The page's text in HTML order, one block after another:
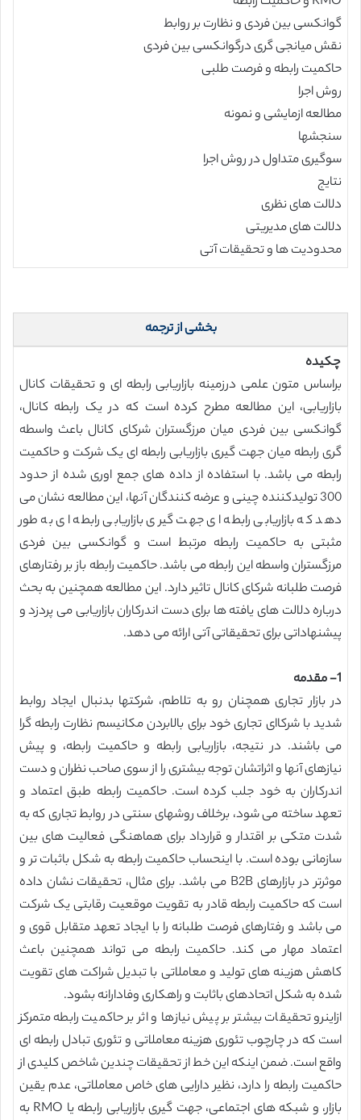
گوانکسی بین فردی و نظارت بر روابط
نقش میانجی گری درگوانکسی بین فردی
حاکمیت رابطه و فرصت طلبی
روش اجرا
مطالعه ازمایشی و نمونه
سنجشها
سوگیری متداول در روش اجرا
نتایج
دلالت های نظری
دلالت های مدیریتی
محدودیت ها و تحقیقات آتی
بخشی از ترجمه
چکیده
براساس متون علمی درزمینه بازاریابی رابطه ای و تحقیقات کانال
بازاریابی، این مطالعه مطرح کرده است که در یک رابطه کانال،
گوانکسی بین فردی میان مرزگستران شرکای کانال باعث واسطه
گری رابطه میان جهت گیری بازاریابی رابطه ای یک شرکت و حاکمیت
رابطه می باشد. با استفاده از داده های جمع اوری شده از حدود
300 تولیدکننده چینی و عرضه کنندگان آنها، این مطالعه نشان می
دهد که بازاریابی رابطه ای جهت گیری بازاریابی رابطه ای به طور
مثبتی به حاکمیت رابطه مرتبط است و گوانکسی بین فردی
مرزگستران واسطه این رابطه می باشد. حاکمیت رابطه باز بر رفتارهای
فرصت طلبانه شرکای کانال تاثیر دارد. این مطالعه همچنین به بحث
درباره دلالت های یافته ها برای دست اندرکاران بازاریابی می پردزد و
پیشنهاداتی برای تحقیقاتی آتی ارائه می دهد.
1- مقدمه
در بازار تجاری همچنان رو به تلاطم، شرکتها بدنبال ایجاد روابط
شدید با شرکاای تجاری خود برای بالابردن مکانیسم نظارت رابطه گرا
می باشند. در نتیجه، بازاریابی رابطه و حاکمیت رابطه، و پیش
نیازهای آنها و اثراتشان توجه بیشتری را از سوی صاحب نظران و دست
اندرکاران به خود جلب کرده است. حاکمیت رابطه طبق اعتماد و
تعهد ساخته می شود، برخلاف روشهای سنتی در روابط تجاری که به
شدت متکی بر اقتدار و قرارداد برای هماهنگی فعالیت های بین
سازمانی بوده است. با اینحساب حاکمیت رابطه به شکل باثبات تر و
موثرتر در بازارهای B2B می باشد. برای مثال، تحقیقات نشان داده
است که حاکمیت رابطه قادر به تقویت موقعیت رقابتی یک شرکت
می باشد و رفتارهای فرصت طلبانه را با ایجاد تعهد متقابل قوی و
اعتماد مهار می کند. حاکمیت رابطه می تواند همچنین باعث
کاهش هزینه های تولید و معاملاتی با تبدیل شراکت های تقویت
شده به شکل اتحادهای باثابت و راهکاری وفادارانه بشود.
ازاینرو تحقیقات بیشتر بر پیش نیازها و اثر بر حاکمیت رابطه متمرکز
است که در چارچوب تئوری هزینه معاملاتی و تئوری تبادل رابطه ای
واقع است. ضمن اینکه این خط از تحقیقات چندین شاخص کلیدی از
حاکمیت رابطه را دارد، نظیر دارایی های خاص معاملاتی، عدم یقین
بازار، و شبکه های اجتماعی، جهت گیری بازاریابی رابطه یا RMO به